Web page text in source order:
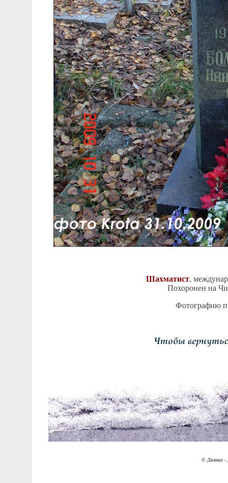
Шахматист,
Похоронен на
Фотографию
© Двамал -